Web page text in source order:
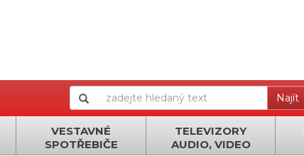
Najít
VESTAVNÉ
SPOTŘEBIČE
TELEVIZORY
AUDIO, VIDEO